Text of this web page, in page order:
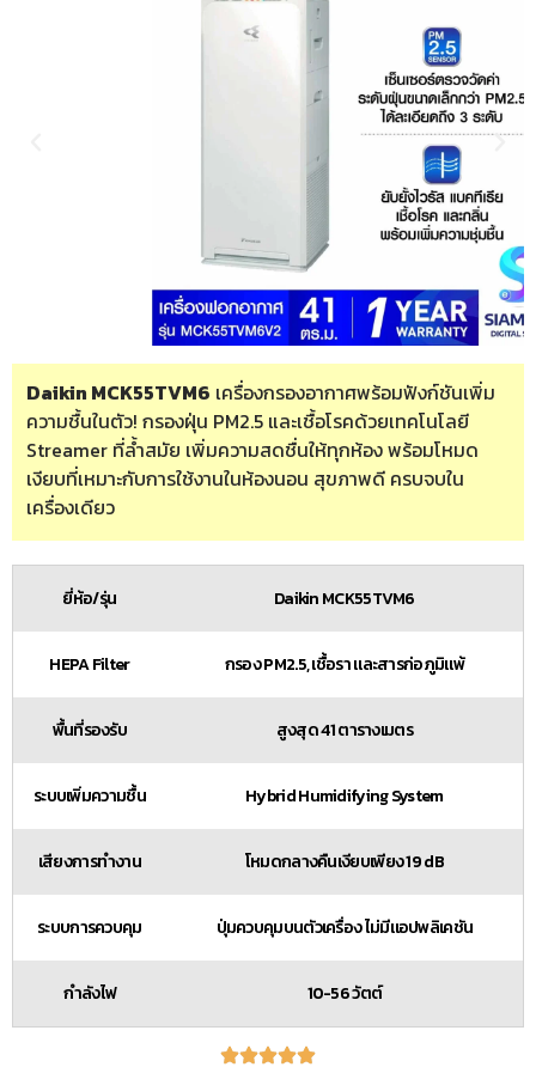
Daikin MCK55TVM6 เครื่องกรองอากาศพร้อมฟังก์ชันเพิ่ม
ความชื้นในตัว! กรองฝุ่น PM2.5 และเชื้อโรคด้วยเทคโนโลยี
Streamer ที่ล้ำสมัย เพิ่มความสดชื่นให้ทุกห้อง พร้อมโหมด
เงียบที่เหมาะกับการใช้งานในห้องนอน สุขภาพดี ครบจบใน
เครื่องเดียว
ยี่ห้อ/รุ่น Daikin MCK55TVM6
HEPA Filter กรอง PM2.5, เชื้อรา และสารก่อภูมิแพ้
พื้นที่รองรับ สูงสุด 41 ตารางเมตร
ระบบเพิ่มความชื้น Hybrid Humidifying System
เสียงการทำงาน โหมดกลางคืนเงียบเพียง 19 dB
ระบบการควบคุม ปุ่มควบคุมบนตัวเครื่อง ไม่มีแอปพลิเคชัน
กำลังไฟ 10-56 วัตต์